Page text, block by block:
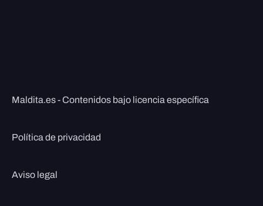
Maldita.es - Contenidos bajo licencia específica
Política de privacidad
Aviso legal